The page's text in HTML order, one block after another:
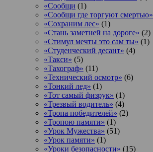
«Сообщи (1)
«Сообщи где торгуют смертью»
«Сохраним лес» (1)
«Стань заметней на дороге» (2)
«Стимул мечты это сам ты» (1)
«Студенческий десант» (4)
«Такси» (5)
«Тахограф» (11)
«Технический осмотр» (6)
«Тонкий лед» (1)
«Тот самый физрук» (1)
«Трезвый водитель» (4)
«Тропа победителей» (2)
«Тропою памяти» (1)
«Урок Мужества» (51)
«Урок памяти» (1)
«Уроки безопасности» (15)